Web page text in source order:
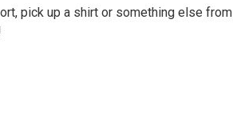
pick up a shirt or something else from